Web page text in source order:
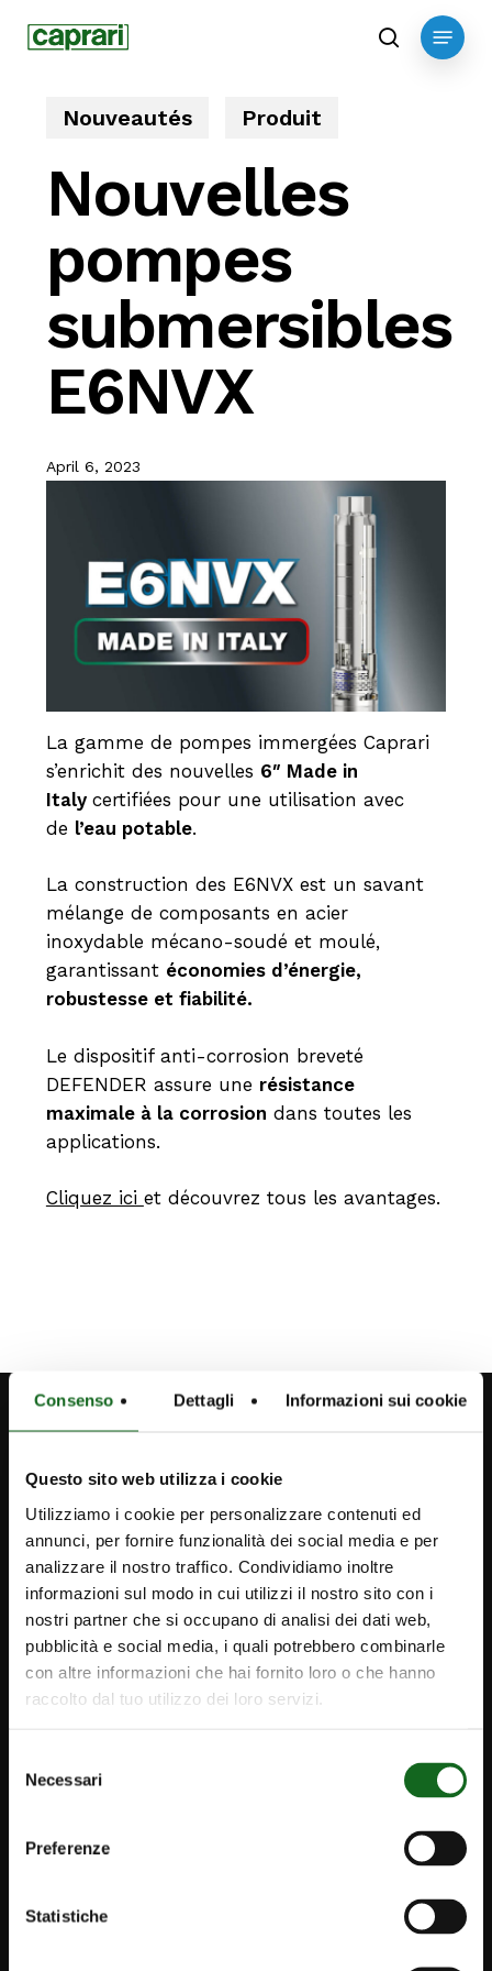
Consenso Dettagli Informazioni sui cookie
Questo sito web utilizza i cookie
Utilizziamo i cookie per personalizzare contenuti ed
annunci, per fornire funzionalità dei social media e per
analizzare il nostro traffico. Condividiamo inoltre
informazioni sul modo in cui utilizzi il nostro sito con i
nostri partner che si occupano di analisi dei dati web,
pubblicità e social media, i quali potrebbero combinarle
con altre informazioni che hai fornito loro o che hanno
raccolto dal tuo utilizzo dei loro servizi.
delNecessari
Preferenze
Statistiche
search
Menu
Nouveautés Produit
Nouvelles
pompes
submersibles
E6NVX
April 6, 2023
La gamme de pompes immergées Caprari
s’enrichit des nouvelles 6″ Made in
Italy certifiées pour une utilisation avec
de l’eau potable.
La construction des E6NVX est un savant
mélange de composants en acier
inoxydable mécano-soudé et moulé,
garantissant économies d’énergie,
robustesse et fiabilité.
Le dispositif anti-corrosion breveté
DEFENDER assure une résistance
maximale à la corrosion dans toutes les
applications.
Cliquez ici et découvrez tous les avantages.
Newsletter